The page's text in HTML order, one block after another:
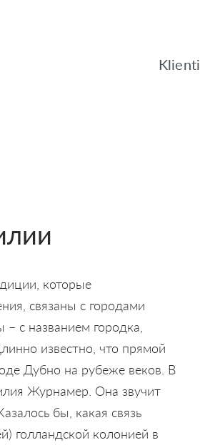
Klienti
которые
связаны с городами
с названием городка,
известно, что прямой
Дубно на рубеже веков. В
Журнамер. Она звучит
бы, какая связь
голландской колонией в